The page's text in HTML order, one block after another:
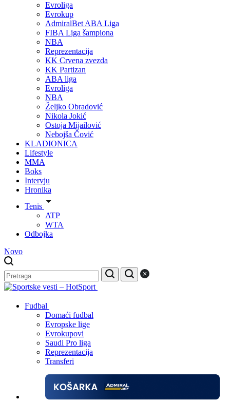
Evroliga
Evrokup
AdmiralBet ABA Liga
FIBA Liga šampiona
NBA
Reprezentacija
KK Crvena zvezda
KK Partizan
ABA liga
Evroliga
NBA
Željko Obradović
Nikola Jokić
Ostoja Mijailović
Nebojša Čović
KLADIONICA
Lifestyle
MMA
Boks
Intervju
Hronika
Tenis
ATP
WTA
Odbojka
Novo
Fudbal
Domaći fudbal
Evropske lige
Evrokupovi
Saudi Pro liga
Reprezentacija
Transferi